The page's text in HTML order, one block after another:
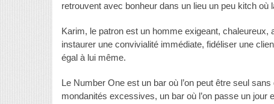
retrouvent avec bonheur dans un lieu un peu kitch où
Karim, le patron est un homme exigeant,
instaurer une convivialité immédiate, fidéliser une
égal à lui même.
Le Number One est un bar où l’on peut être seul
mondanités excessives, un bar où l’on passe un jour